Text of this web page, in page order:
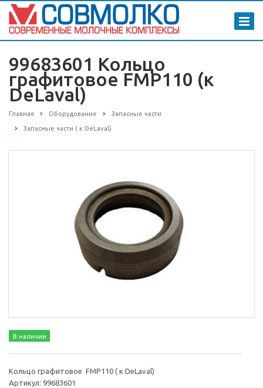
99683601 Кольцо
графитовое FMP110 (к
DeLaval)
Главная Оборудование Запасные части
Запасные части ( к DeLaval)
В наличии
Кольцо графитовое FMP110 ( к DeLaval)
Артикул: 99683601